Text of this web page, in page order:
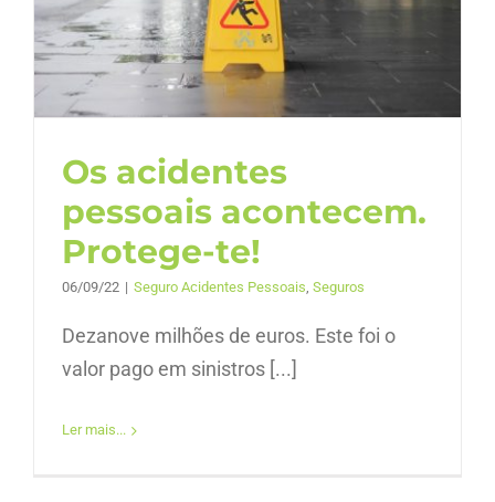
Os acidentes
pessoais acontecem.
Protege-te!
06/09/22 | Seguro Acidentes Pessoais, Seguros
Dezanove milhões de euros. Este foi o
valor pago em sinistros [...]
Ler mais...